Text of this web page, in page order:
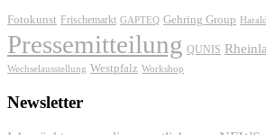
Fotokunst Frischemarkt GAPTEQ Gehring Group
Pressemitteilung QUNIS
Wechselausstellung Westpfalz Workshop
Newsletter